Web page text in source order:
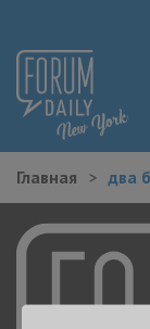
НОВОСТИ
КУДА ПОЙТИ В
ЗДОРОВЬЕ
Главная два